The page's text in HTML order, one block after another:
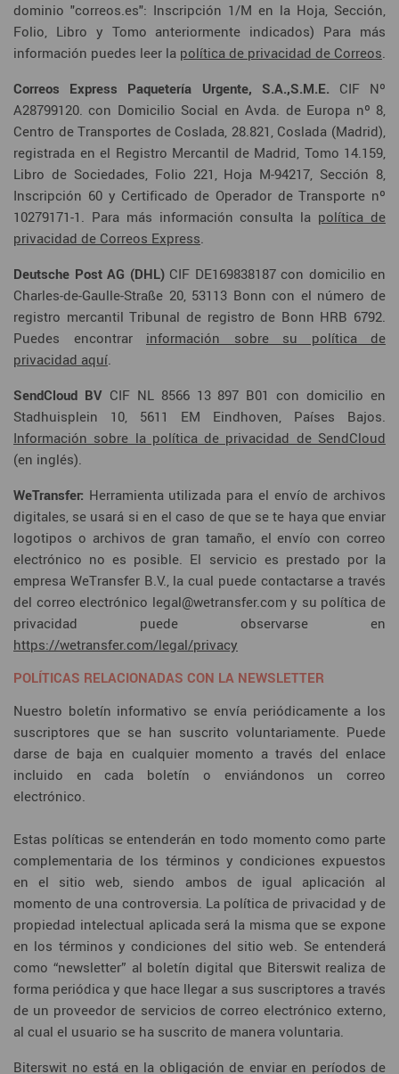
dominio "correos.es": Inscripción 1/M en la Hoja, Sección,
Folio, Libro y Tomo anteriormente indicados) Para más
información puedes leer la política de privacidad de Correos.
Correos Express Paquetería Urgente, S.A.,S.M.E. CIF Nº
A28799120. con Domicilio Social en Avda. de Europa nº 8,
Centro de Transportes de Coslada, 28.821, Coslada (Madrid),
registrada en el Registro Mercantil de Madrid, Tomo 14.159,
Libro de Sociedades, Folio 221, Hoja M-94217, Sección 8,
Inscripción 60 y Certificado de Operador de Transporte nº
10279171-1. Para más información consulta la política de
privacidad de Correos Express.
Deutsche Post AG (DHL)CIF DE169838187 con domicilio en
Charles-de-Gaulle-Straße 20, 53113 Bonn con el número de
registro mercantil Tribunal de registro de Bonn HRB 6792.
Puedes encontrar información sobre su política de
privacidad aquí.
SendCloud BVCIF NL 8566 13 897 B01 con domicilio en
Stadhuisplein 10, 5611 EM Eindhoven, Países Bajos.
Información sobre la política de privacidad de SendCloud
(en inglés).
WeTransfer: Herramienta utilizada para el envío de archivos
digitales, se usará si en el caso de que se te haya que enviar
logotipos o archivos de gran tamaño, el envío con correo
electrónico no es posible. El servicio es prestado por la
empresa WeTransfer B.V., la cual puede contactarse a través
del correo electrónico legal@wetransfer.com y su política de
privacidad puede observarse en
https://wetransfer.com/legal/privacy
POLÍTICAS RELACIONADAS CON LA NEWSLETTER
Nuestro boletín informativo se envía periódicamente a los
suscriptores que se han suscrito voluntariamente. Puede
darse de baja en cualquier momento a través del enlace
incluido en cada boletín o enviándonos un correo
electrónico.
Estas políticas se entenderán en todo momento como parte
complementaria de los términos y condiciones expuestos
en el sitio web, siendo ambos de igual aplicación al
momento de una controversia. La política de privacidad y de
propiedad intelectual aplicada será la misma que se expone
en los términos y condiciones del sitio web. Se entenderá
como “newsletter” al boletín digital que Biterswit realiza de
forma periódica y que hace llegar a sus suscriptores a través
de un proveedor de servicios de correo electrónico externo,
al cual el usuario se ha suscrito de manera voluntaria.
Biterswit no está en la obligación de enviar en períodos de